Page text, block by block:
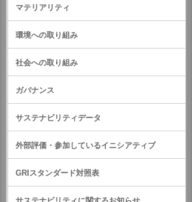
マテリアリティ
環境への取り組み
社会への取り組み
ガバナンス
サステナビリティデータ
外部評価・参加しているイニシアティブ
GRIスタンダード対照表